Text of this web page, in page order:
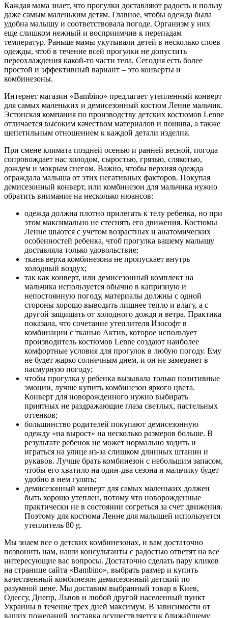
Каждая мама знает, что прогулки доставляют радость и пользу
даже самым маленьким детям. Главное, чтобы одежда была
удобна малышу и соответствовала погоде. Организм у них
еще слишком нежный и восприимчив к перепадам
температур. Раньше мамы укутывали детей в несколько слоев
одежды, чтоб в течение всей прогулки не допустить
переохлаждения какой-то части тела. Сегодня есть более
простой и эффективный вариант – это конверты и
комбинезоны.
Интернет магазин «Bambino» предлагает утепленный конверт
для самых маленьких и демисезонный костюм Ленне мальчик.
Эстонская компания по производству детских костюмов Lenne
отличается высоким качеством материалов и пошива, а также
щепетильным отношением к каждой детали изделия.
При смене климата поздней осенью и ранней весной, погода
сопровождает нас холодом, сыростью, грязью, слякотью,
дождем и мокрым снегом. Важно, чтобы верхняя одежда
ограждала малыша от этих негативных факторов. Покупая
демисезонный конверт, или комбинезон для мальчика нужно
обратить внимание на несколько нюансов:
одежда должна плотно прилегать к телу ребенка, но при
этом максимально не стеснять его движения. Костюмы
Ленне шьются с учетом возрастных и анатомических
особенностей ребенка, чтоб прогулка вашему малышу
доставляла только удовольствие;
ткань верха комбинезона не пропускает внутрь
холодный воздух;
так как конверт, или демисезонный комплект на
мальчика используется обычно в капризную и
непостоянную погоду, материалы должны с одной
стороны хорошо выводить лишнее тепло и влагу, а с
другой защищать от холодного дождя и ветра. Практика
показала, что сочетание утеплителя Изософт в
комбинации с тканью Актив, которое использует
производитель костюмов Lenne создают наиболее
комфортные условия для прогулок в любую погоду. Ему
не будет жарко солнечным днем, и он не замерзнет в
пасмурную погоду;
чтобы прогулка у ребенка вызывала только позитивные
эмоции, лучше купить комбинезон яркого цвета.
Конверт для новорожденного нужно выбирать
приятных не раздражающие глаза светлых, пастельных
оттенков;
большинство родителей покупают демисезонную
одежду «на вырост» на несколько размеров больше. В
результате ребенок не может нормально ходить и
играться на улице из-за слишком длинных штанин и
рукавов. Лучше брать комбинезон с небольшим запасом,
чтобы его хватило на один-два сезона и мальчику будет
удобно в нем гулять;
демисезонный конверт для самых маленьких должен
быть хорошо утеплен, потому что новорожденные
практически не в состоянии согреться за счет движения.
Поэтому для костюма Ленне для малышей используется
утеплитель 80 g.
Мы знаем все о детских комбинезонах, и вам достаточно
позвонить нам, наши консультанты с радостью ответят на все
интересующие вас вопросы. Достаточно сделать пару кликов
на странице сайта «Bambino», выбрать размер и купить
качественный комбинезон демисезонный детский по
разумной цене. Мы доставим выбранный товар в Киев,
Одессу, Днепр, Львов и любой другой населенный пункт
Украины в течение трех дней максимум. В зависимости от
ваших пожеланий доставка осуществляется к ближайшему